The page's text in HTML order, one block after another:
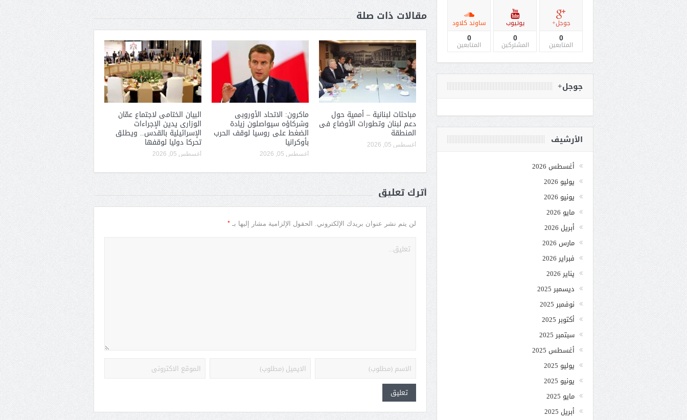
مقالات ذات صلة
مباحثات لبنانية – أممية حول
دعم لبنان وتطورات الأوضاع فى
المنطقة
أغسطس 05, 2026
ماكرون: الاتحاد الأوروبى
وشركاؤه سيواصلون زيادة
الضغط على روسيا لوقف الحرب
بأوكرانيا
أغسطس 05, 2026
البيان الختامى لاجتماع عمّان
الوزارى يدين الإجراءات
الإسرائيلية بالقدس.. ويطلق
تحركا دوليا لوقفها
أغسطس 05, 2026
أترك تعليق
لن يتم نشر عنوان بريدك الإلكتروني. الحقول الإلزامية مشار إليها بـ *
جوجل+
0
المتابعين
يوتيوب
0
المشتركين
ساوند كلاود
0
المتابعين
جوجل+
الأرشيف
أغسطس 2026
يوليو 2026
يونيو 2026
مايو 2026
أبريل 2026
مارس 2026
فبراير 2026
يناير 2026
ديسمبر 2025
نوفمبر 2025
أكتوبر 2025
سبتمبر 2025
أغسطس 2025
يوليو 2025
يونيو 2025
مايو 2025
أبريل 2025